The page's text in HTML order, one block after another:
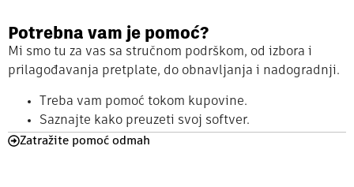
Potrebna vam je pomoć?
Mi smo tu za vas sa stručnom podrškom, od izbora i
prilagođavanja pretplate, do obnavljanja i nadogradnji.
Treba vam pomoć tokom kupovine.
Saznajte kako preuzeti svoj softver.
Zatražite pomoć odmah